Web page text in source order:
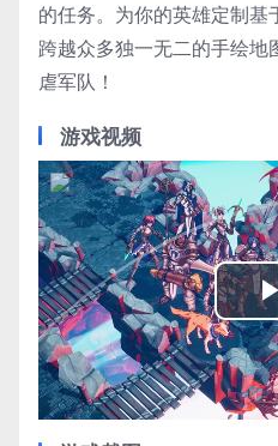
的任务。为你的英雄定制基
跨越众多独一无二的手绘
虐军队！
游戏视频